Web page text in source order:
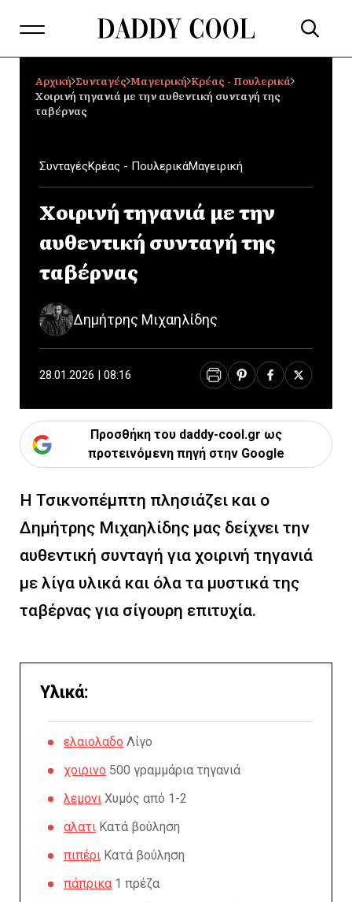
Αρχική Συνταγές Μαγειρική Κρέας - Πουλερικά
Χοιρινή τηγανιά με την αυθεντική συνταγή της
ταβέρνας
ΣυνταγέςΚρέας - ΠουλερικάΜαγειρική
Χοιρινή τηγανιά με την
αυθεντική συνταγή της
ταβέρνας
Δημήτρης Μιχαηλίδης
28.01.2026 | 08:16
Προσθήκη του daddy-cool.gr ως
προτεινόμενη πηγή στην Google
Η Τσικνοπέμπτη πλησιάζει και ο
Δημήτρης Μιχαηλίδης μας δείχνει την
αυθεντική συνταγή για χοιρινή τηγανιά
με λίγα υλικά και όλα τα μυστικά της
ταβέρνας για σίγουρη επιτυχία.
Υλικά:
ελαιολαδο Λίγο
χοιρινο 500 γραμμάρια τηγανιά
λεμονι Χυμός από 1-2
αλατι Κατά βούληση
πιπέρι Κατά βούληση
πάπρικα 1 πρέζα